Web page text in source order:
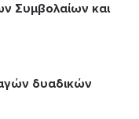
Συμβολαίων και
δυαδικών